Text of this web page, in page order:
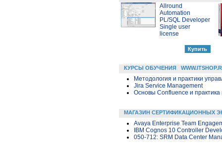
Allround
Automation
PL/SQL Developer
Single user
license
КУРСЫ ОБУЧЕНИЯ
Методология и практики
Jira Service Management
Основы Confluence и
МАГАЗИН СЕРТИФИКАЦИОННЫХ
Avaya Enterprise Team
IBM Cognos 10 Controller
050-712: SRM Data Center